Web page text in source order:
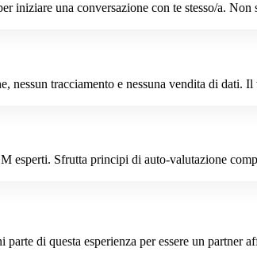
una conversazione con te stesso/a.
tracciamento e nessuna vendita di dati.
esperti. Sfrutta principi di auto-valutazione
di questa esperienza per essere un partner